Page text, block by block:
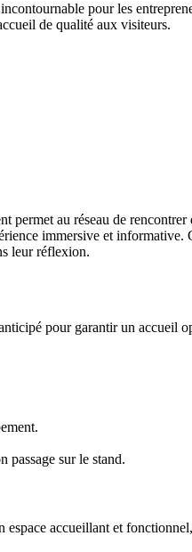
pour les
de qualité aux visiteurs.
permet au réseau de
immersive et informative.
leur réflexion.
pour garantir un accueil
passage sur le stand.
accueillant et